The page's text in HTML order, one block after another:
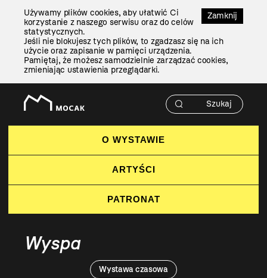
Zamknij
Używamy plików cookies, aby ułatwić Ci
korzystanie z naszego serwisu oraz do celów
statystycznych.
Jeśli nie blokujesz tych plików, to zgadzasz się na ich
użycie oraz zapisanie w pamięci urządzenia.
Pamiętaj, że możesz samodzielnie zarządzać cookies,
zmieniając ustawienia przeglądarki.
O WYSTAWIE
ARTYŚCI
PATRONAT
Wystawa czasowa
Wyspa